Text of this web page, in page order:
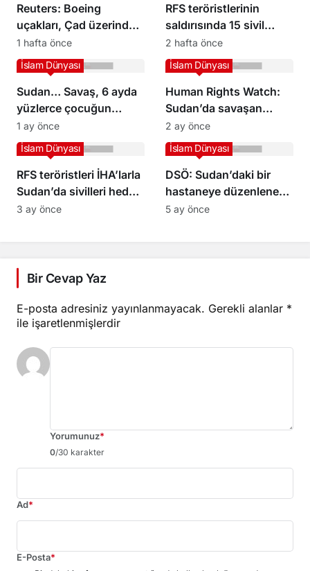
Reuters: Boeing
uçakları, Çad üzerinden
RFS’ye paralı askerler ve
silah taşıdı
1 hafta önce
RFS teröristlerinin
saldırısında 15 sivil
öldü, 7 kişi yaralandı
2 hafta önce
Sudan… Savaş, 6 ayda
yüzlerce çocuğun
hayatına mal oldu
İslam Dünyası
1 ay önce
Human Rights Watch:
Sudan’da savaşan
Kolombiyalılar Birleşik
Arap Emirlikleri’nde
eğitim gördü
İslam Dünyası
2 ay önce
RFS teröristleri İHA’larla
Sudan’da sivilleri hedef
almaya devam ediyor
İslam Dünyası
3 ay önce
DSÖ: Sudan’daki bir
hastaneye düzenlenen
saldırıda 13’ü çocuk
İslam Dünyası
5 ay önce
Bir Cevap Yaz
E-posta adresiniz yayınlanmayacak. Gerekli alanlar *
ile işaretlenmişlerdir
Yorumunuz*
0/30 karakter
Ad*
E-Posta*